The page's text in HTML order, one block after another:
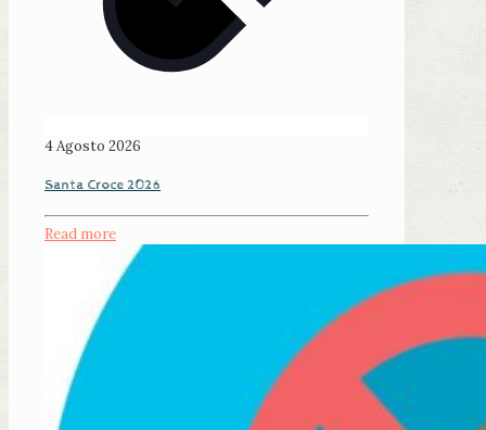
4 Agosto 2026
Santa Croce 2026
Read more